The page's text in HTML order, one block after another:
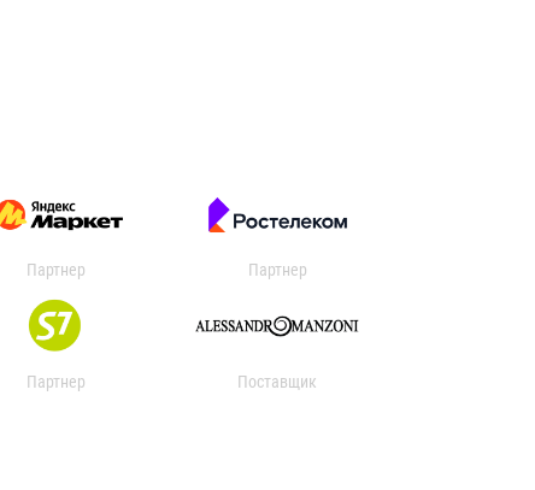
Партнер Партнер
Партнер Поставщик